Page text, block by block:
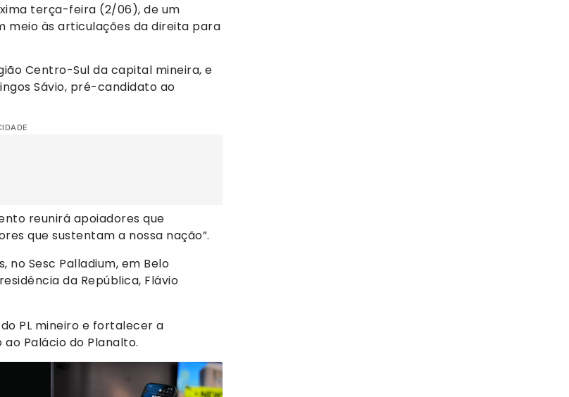
terça-feira (2/06), de um
meio às articulações da direita para
Centro-Sul da capital mineira, e
Sávio, pré-candidato ao
reunirá apoiadores que
que sustentam a nossa nação”.
no Sesc Palladium, em Belo
da República, Flávio
PL mineiro e fortalecer a
Palácio do Planalto.